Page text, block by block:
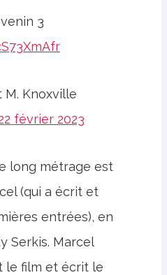
3
M. Knoxville
février 2023
long métrage est
(qui a écrit et
entrées), en
Serkis. Marcel
le film et écrit le